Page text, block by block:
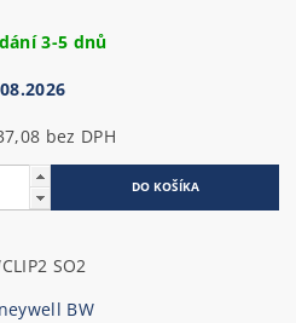
3-5 dnů
€337,08 bez DPH
SO2
BW